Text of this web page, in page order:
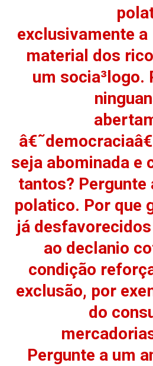
exclusivamente
material dos
um socia³logo.
seja abominada e
tantos?
pola­tico. Por que
já
ao decla­nio
condição
exclusão, por
do
Pergunte a um